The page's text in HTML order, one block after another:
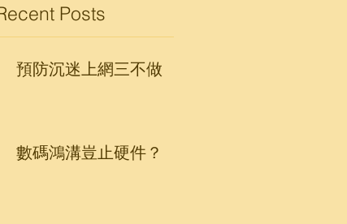
Posts
預防沉迷上網三不做
數碼鴻溝豈止硬件？